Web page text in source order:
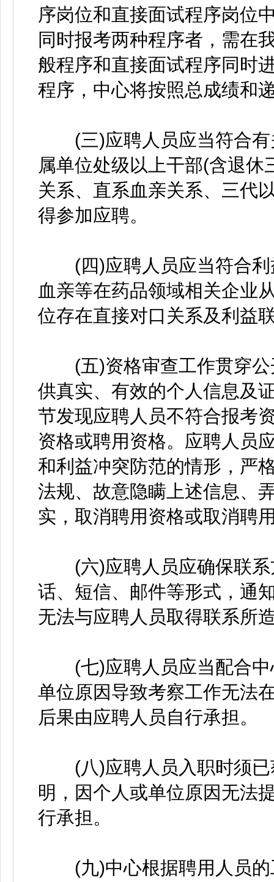
序岗位和直接面试程序岗位
同时报考两种程序者，需在
般程序和直接面试程序同时
程序，中心将按照总成绩和
(三)应聘人员应当符合有
属单位处级以上干部(含退
关系、直系血亲关系、三代
得参加应聘。
(四)应聘人员应当符合利
血亲等在药品领域相关企业
位存在直接对口关系及利益
(五)资格审查工作贯穿公
供真实、有效的个人信息及
节发现应聘人员不符合报考
资格或聘用资格。应聘人员
和利益冲突防范的情形，严
法规、故意隐瞒上述信息、
实，取消聘用资格或取消聘
(六)应聘人员应确保联系
话、短信、邮件等形式，通
无法与应聘人员取得联系所
(七)应聘人员应当配合中
单位原因导致考察工作无法
后果由应聘人员自行承担。
(八)应聘人员入职时须已
明，因个人或单位原因无法
行承担。
(九)中心根据聘用人员的